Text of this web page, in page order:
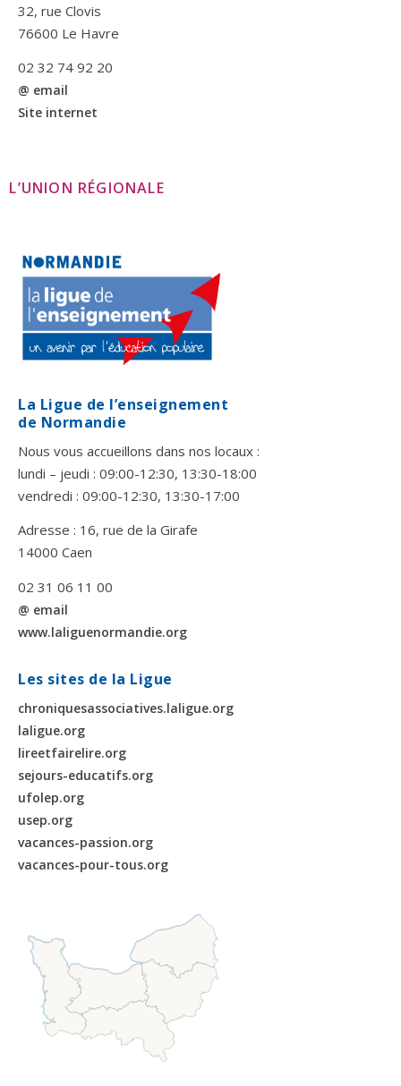
32, rue Clovis
76600 Le Havre
02 32 74 92 20
@ email
Site internet
L’UNION RÉGIONALE
La Ligue de l’enseignement
de Normandie
Nous vous accueillons dans nos locaux :
lundi – jeudi : 09:00-12:30, 13:30-18:00
vendredi : 09:00-12:30, 13:30-17:00
Adresse : 16, rue de la Girafe
14000 Caen
02 31 06 11 00
@ email
www.laliguenormandie.org
Les sites de la Ligue
chroniquesassociatives.laligue.org
laligue.org
lireetfairelire.org
sejours-educatifs.org
ufolep.org
usep.org
vacances-passion.org
vacances-pour-tous.org